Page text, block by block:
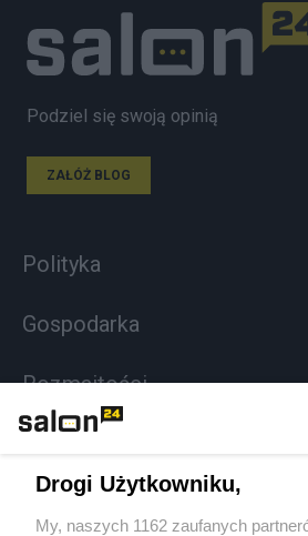
Podziel się swoją opinią
ZAŁÓŻ BLOG
Polityka
Gospodarka
Rozmaitości
Sport
Drogi Użytkowniku,
My, naszych 1162 zaufanych